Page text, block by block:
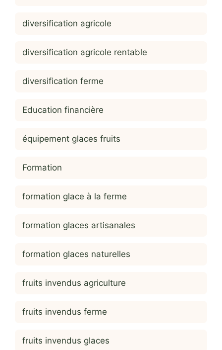
diversification agricole
diversification agricole rentable
diversification ferme
Education financière
équipement glaces fruits
Formation
formation glace à la ferme
formation glaces artisanales
formation glaces naturelles
fruits invendus agriculture
fruits invendus ferme
fruits invendus glaces